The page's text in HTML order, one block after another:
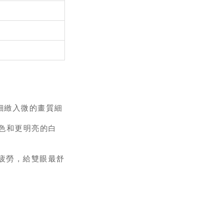
入微的畫質細
和更明亮的白
勞，給雙眼最舒